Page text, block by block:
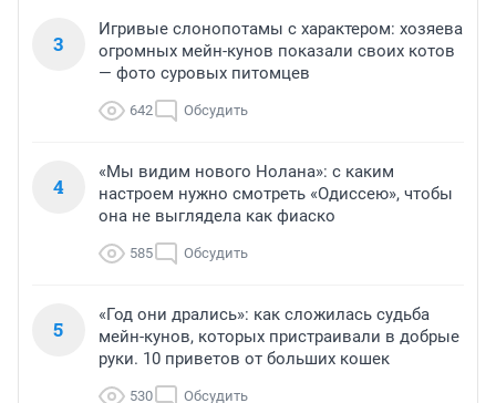
3
Игривые слонопотамы с характером: хозяева
огромных мейн-кунов показали своих котов
— фото суровых питомцев
642 Обсудить
4
«Мы видим нового Нолана»: с каким
настроем нужно смотреть «Одиссею», чтобы
она не выглядела как фиаско
585 Обсудить
5
«Год они дрались»: как сложилась судьба
мейн-кунов, которых пристраивали в добрые
руки. 10 приветов от больших кошек
530 Обсудить